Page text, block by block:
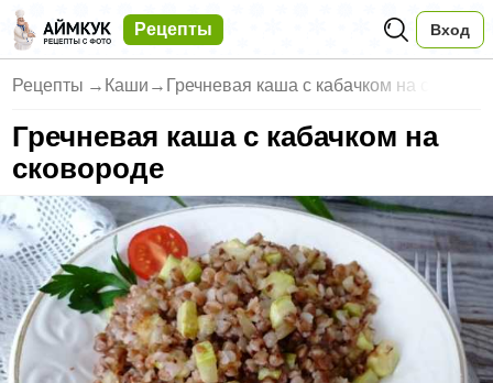
Рецепты Вход
Рецепты → Каши → Гречневая каша с кабачком на с
Гречневая каша с кабачком на
сковороде